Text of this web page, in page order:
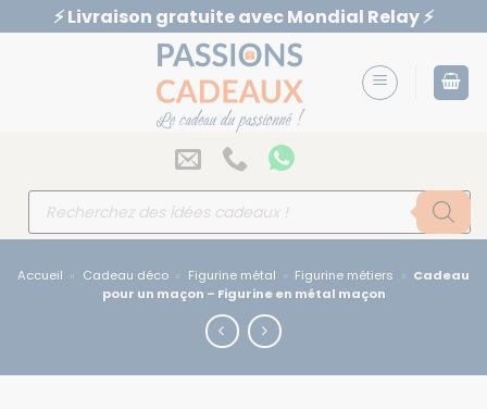
Passer
au
⚡️ Livraison gratuite avec Mondial Relay ⚡️
Recherche
Accueil » Cadeau déco » Figurine métal » Figurine métiers » Cadeau
pour un maçon – Figurine en métal maçon